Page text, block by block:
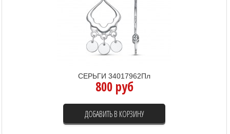
СЕРЬГИ 34017962Пл
800 руб
ДОБАВИТЬ В КОРЗИНУ